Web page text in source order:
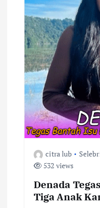
p
o
s
citra lub
532 views
Denada
Tiga Anak